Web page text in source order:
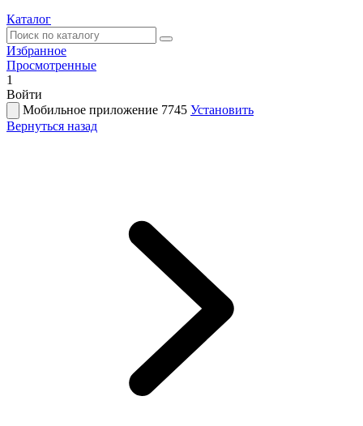
Каталог
Избранное
Просмотренные
1
Войти
Мобильное приложение 7745 Установить
Вернуться назад